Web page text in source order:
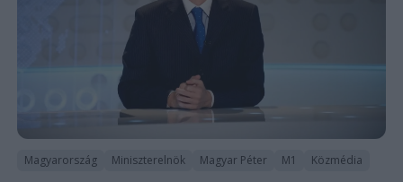
Magyarország Miniszterelnök Magyar Péter M1 Közmédia